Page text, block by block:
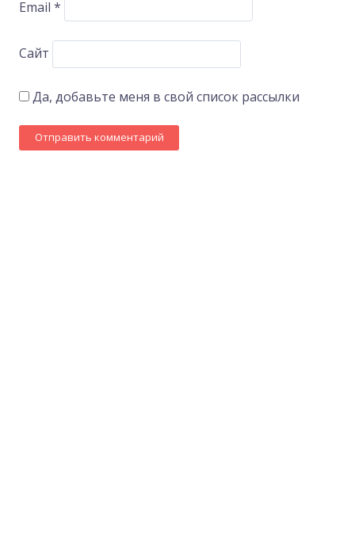
Email *
Сайт
Да, добавьте меня в свой список рассылки